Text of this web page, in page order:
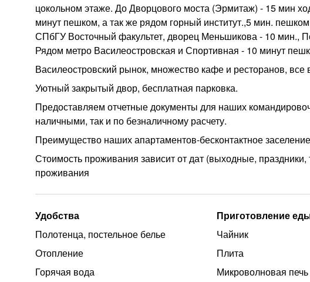
цокольном этаже. До Дворцового моста (Эрмитаж) - 15 мин
минут пешком, а так же рядом горный институт.,5 мин.
СПбГУ Восточный факультет, дворец Меньшикова - 10 мин.,
Рядом метро Василеостровская и Спортивная - 10 минут
Василеостровский рынок, множество кафе и ресторанов, все
Уютный закрытый двор, бесплатная парковка.
Предоставляем отчетные документы для наших
наличными, так и по безналичному расчету.
Преимущество наших апартаментов-бесконтактное
Стоимость проживания зависит от дат (выходные, праздники,
проживания
Удобства
Полотенца, постельное белье
Отопление
Горячая вода
Приготовление
Чайник
Плита
Микроволновая печь